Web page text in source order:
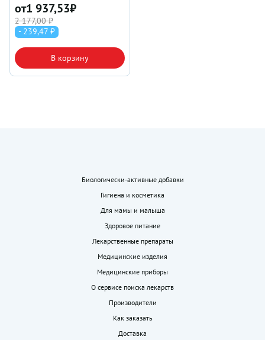
от1 937,53₽
2 177,00 ₽
- 239,47 ₽
В корзину
Биологически-активные добавки
Гигиена и косметика
Для мамы и малыша
Здоровое питание
Лекарственные препараты
Медицинские изделия
Медицинские приборы
О сервисе поиска лекарств
Производители
Как заказать
Доставка